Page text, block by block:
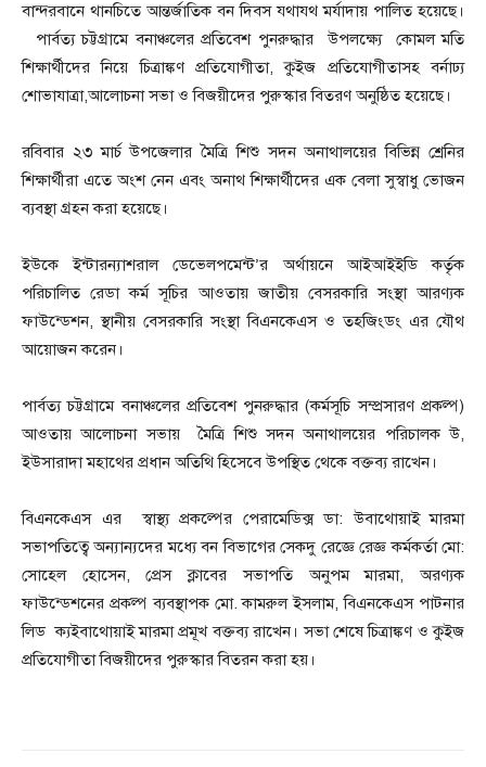
বান্দরবানে থানচিতে আন্তর্জাতিক বন দিবস যথাযথ মর্যাদায় পালিত হয়েছে।
পার্বত্য চট্টগ্রামে বনাঞ্চলের প্রতিবেশ পুনরুদ্ধার উপলক্ষ্যে কোমল মতি
শিক্ষার্থীদের নিয়ে চিত্রাঙ্কণ প্রতিযোগীতা, কুইজ প্রতিযোগীতাসহ বর্নাঢ্য
শোভাযাত্রা,আলোচনা সভা ও বিজয়ীদের পুরুস্কার বিতরণ অনুষ্ঠিত হয়েছে।
রবিবার ২৩ মার্চ উপজেলার মৈত্রি শিশু সদন অনাথালয়ের বিভিন্ন শ্রেনির
শিক্ষার্থীরা এতে অংশ নেন এবং অনাথ শিক্ষার্থীদের এক বেলা সুস্বাধু ভোজন
ব্যবস্থা গ্রহন করা হয়েছে।
ইউকে ইন্টারন্যাশরাল ডেভেলপমেন্ট’র অর্থায়নে আইআইইডি কর্তৃক
পরিচালিত রেডা কর্ম সূচির আওতায় জাতীয় বেসরকারি সংস্থা আরণ্যক
ফাউন্ডেশন, স্থানীয় বেসরকারি সংস্থা বিএনকেএস ও তহজিংডং এর যৌথ
আয়োজন করেন।
পার্বত্য চট্টগ্রামে বনাঞ্চলের প্রতিবেশ পুনরুদ্ধার (কর্মসূচি সম্প্রসারণ প্রকল্প)
আওতায় আলোচনা সভায় মৈত্রি শিশু সদন অনাথালয়ের পরিচালক উ,
ইউসারাদা মহাথের প্রধান অতিথি হিসেবে উপস্থিত থেকে বক্তব্য রাখেন।
বিএনকেএস এর স্বাস্থ্য প্রকল্পের পেরামেডিক্স ডা: উবাথোয়াই মারমা
সভাপতিত্বে অন্যান্যদের মধ্যে বন বিভাগের সেকদু রেজ্ঞে রেজ্ঞ কর্মকর্তা মো:
সোহেল হোসেন, প্রেস ক্লাবের সভাপতি অনুপম মারমা, অরণ্যক
ফাউন্ডেশনের প্রকল্প ব্যবস্থাপক মো. কামরুল ইসলাম, বিএনকেএস পাটনার
লিড ক্যইবাথোয়াই মারমা প্রমূখ বক্তব্য রাখেন। সভা শেষে চিত্রাঙ্কণ ও কুইজ
প্রতিযোগীতা বিজয়ীদের পুরুস্কার বিতরন করা হয়।